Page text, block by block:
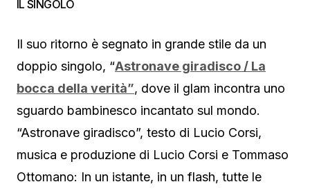
IL SINGOLO
Il suo ritorno è segnato in grande stile da un
doppio singolo, “Astronave giradisco / La
bocca della verità”, dove il glam incontra uno
sguardo bambinesco incantato sul mondo.
“Astronave giradisco”, testo di Lucio Corsi,
musica e produzione di Lucio Corsi e Tommaso
Ottomano: In un istante, in un flash, tutte le